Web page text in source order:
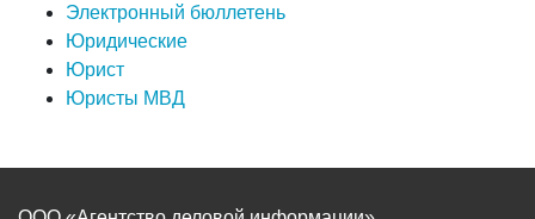
Электронный бюллетень
Юридические
Юрист
Юристы МВД